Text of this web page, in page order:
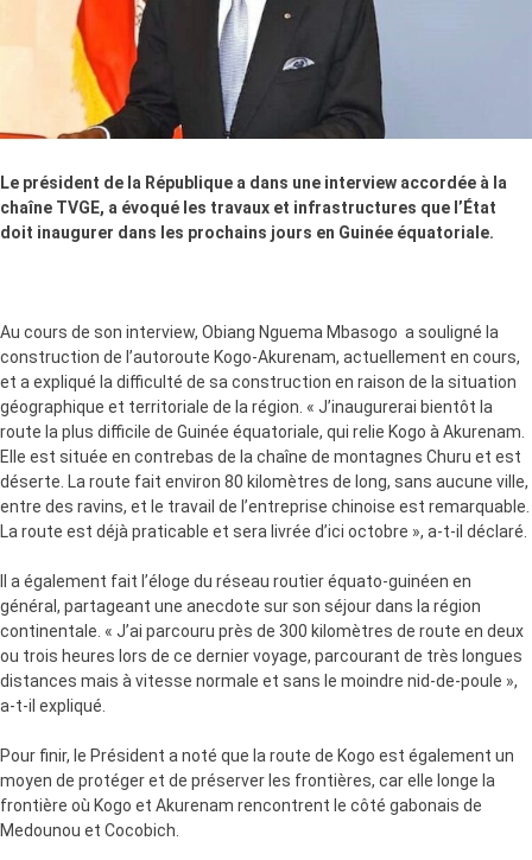
Le président de la République a dans une interview accordée à la
chaîne TVGE, a évoqué les travaux et infrastructures que l’État
doit inaugurer dans les prochains jours en Guinée équatoriale.
Au cours de son interview, Obiang Nguema Mbasogo a souligné la
construction de l’autoroute Kogo-Akurenam, actuellement en cours,
et a expliqué la difficulté de sa construction en raison de la situation
géographique et territoriale de la région. « J’inaugurerai bientôt la
route la plus difficile de Guinée équatoriale, qui relie Kogo à Akurenam.
Elle est située en contrebas de la chaîne de montagnes Churu et est
déserte. La route fait environ 80 kilomètres de long, sans aucune ville,
entre des ravins, et le travail de l’entreprise chinoise est remarquable.
La route est déjà praticable et sera livrée d’ici octobre », a-t-il déclaré.
Il a également fait l’éloge du réseau routier équato-guinéen en
général, partageant une anecdote sur son séjour dans la région
continentale. « J’ai parcouru près de 300 kilomètres de route en deux
ou trois heures lors de ce dernier voyage, parcourant de très longues
distances mais à vitesse normale et sans le moindre nid-de-poule »,
a-t-il expliqué.
Pour finir, le Président a noté que la route de Kogo est également un
moyen de protéger et de préserver les frontières, car elle longe la
frontière où Kogo et Akurenam rencontrent le côté gabonais de
Medounou et Cocobich.